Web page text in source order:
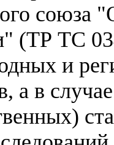
союза
(ТР ТС
и
а в